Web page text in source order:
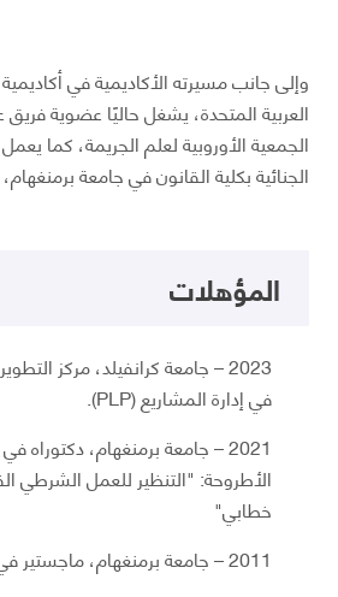
وإلى جانب مسيرته الأكاديمية في أكاديمية
العربية المتحدة، يشغل حاليًا عضوية
الجمعية الأوروبية لعلم الجريمة، كما يعمل
الجنائية بكلية القانون في جامعة
المؤهلات
2023 – جامعة كرانفيلد، مركز
في إدارة المشاريع (PLP).
2021 – جامعة برمنغهام، دكتوراه
الأطروحة: "التنظير للعمل الشرطي
خطابي"
2011 – جامعة برمنغهام، ماجستير في الإدارة العامة (MPA).